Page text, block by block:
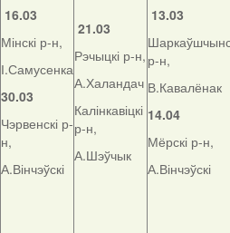
16.03
Мінскі р-н,
І.Самусенка
30.03
Чэрвенскі р-
н,
А.Вінчэўскі
21.03
Рэчыцкі р-н,
А.Халандач
Калінкавіцкі
р-н,
А.Шэўчык
13.03
р-н,
В.Кавалёнак
14.04
Мёрскі р-н,
А.Вінчэўскі